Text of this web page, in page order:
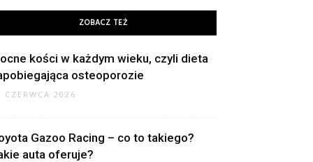
ZOBACZ TEŻ
kości w każdym wieku, czyli dieta
osteoporozie
CZERWCA 2026
Gazoo Racing – co to takiego?
auta oferuje?